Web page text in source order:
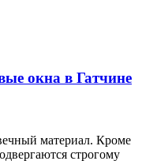
окна в Гатчине
материал. Кроме
строгому